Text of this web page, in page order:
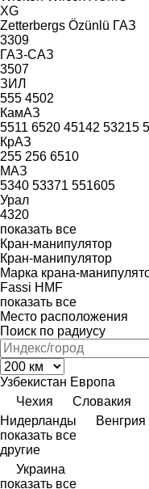
XG
Zetterbergs Özünlü ГАЗ
3309
ГАЗ-САЗ
3507
ЗИЛ
555 4502
КамАЗ
5511 6520 45142 53215
КрАЗ
255 256 6510
МАЗ
5340 53371 551605
Урал
4320
показать все
Кран-манипулятор
Кран-манипулятор
Марка крана-
Fassi HMF
показать все
Место расположения
Поиск по радиусу
Узбекистан Европа
Чехия
Словакия
Нидерланды
Венгрия
показать все
другие
Украина
показать все